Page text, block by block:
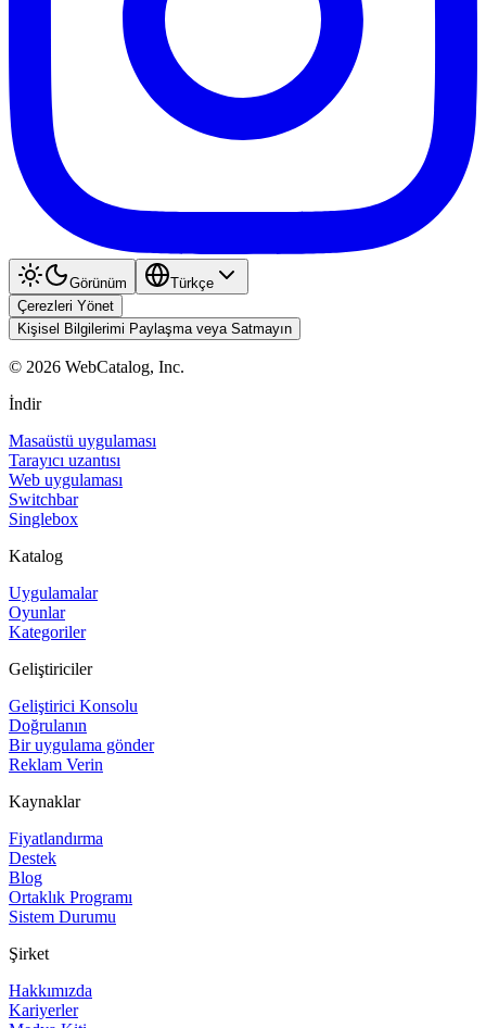
Görünüm
Türkçe
Çerezleri Yönet
Kişisel Bilgilerimi Paylaşma veya Satmayın
© 2026 WebCatalog, Inc.
İndir
Masaüstü uygulaması
Tarayıcı uzantısı
Web uygulaması
Switchbar
Singlebox
Katalog
Uygulamalar
Oyunlar
Kategoriler
Geliştiriciler
Geliştirici Konsolu
Doğrulanın
Bir uygulama gönder
Reklam Verin
Kaynaklar
Fiyatlandırma
Destek
Blog
Ortaklık Programı
Sistem Durumu
Şirket
Hakkımızda
Kariyerler